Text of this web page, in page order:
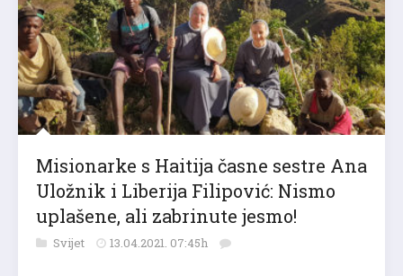
Misionarke s Haitija časne sestre Ana
Uložnik i Liberija Filipović: Nismo
uplašene, ali zabrinute jesmo!
Svijet 13.04.2021. 07:45h